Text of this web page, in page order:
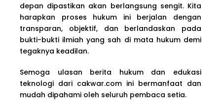
depan dipastikan akan berlangsung sengit. Kita
harapkan proses hukum ini berjalan dengan
transparan, objektif, dan berlandaskan pada
bukti-bukti ilmiah yang sah di mata hukum demi
tegaknya keadilan.
Semoga ulasan berita hukum dan edukasi
teknologi dari cakwar.com ini bermanfaat dan
mudah dipahami oleh seluruh pembaca setia.